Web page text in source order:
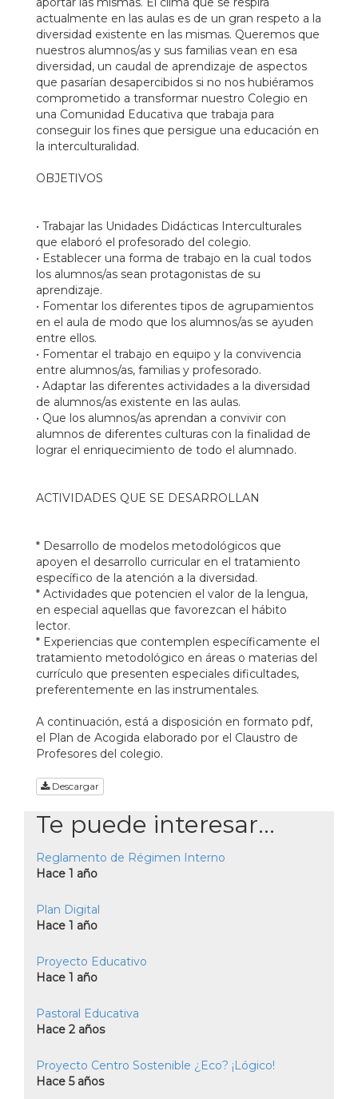
actualmente en las aulas es de un gran respeto a la
diversidad existente en las mismas. Queremos que
nuestros alumnos/as y sus familias vean en esa
diversidad, un caudal de aprendizaje de aspectos
que pasarían desapercibidos si no nos hubiéramos
comprometido a transformar nuestro Colegio en
una Comunidad Educativa que trabaja para
conseguir los fines que persigue una educación en
la interculturalidad.
OBJETIVOS
• Trabajar las Unidades Didácticas Interculturales
que elaboró el profesorado del colegio.
• Establecer una forma de trabajo en la cual todos
los alumnos/as sean protagonistas de su
aprendizaje.
• Fomentar los diferentes tipos de agrupamientos
en el aula de modo que los alumnos/as se ayuden
entre ellos.
• Fomentar el trabajo en equipo y la convivencia
entre alumnos/as, familias y profesorado.
• Adaptar las diferentes actividades a la diversidad
de alumnos/as existente en las aulas.
• Que los alumnos/as aprendan a convivir con
alumnos de diferentes culturas con la finalidad de
lograr el enriquecimiento de todo el alumnado.
ACTIVIDADES QUE SE DESARROLLAN
* Desarrollo de modelos metodológicos que
apoyen el desarrollo curricular en el tratamiento
específico de la atención a la diversidad.
* Actividades que potencien el valor de la lengua,
en especial aquellas que favorezcan el hábito
lector.
* Experiencias que contemplen específicamente el
tratamiento metodológico en áreas o materias del
currículo que presenten especiales dificultades,
preferentemente en las instrumentales.
A continuación, está a disposición en formato pdf,
el Plan de Acogida elaborado por el Claustro de
Profesores del colegio.
Descargar
Te puede interesar...
Reglamento de Régimen Interno
Hace 1 año
Plan Digital
Hace 1 año
Proyecto Educativo
Hace 1 año
Pastoral Educativa
Hace 2 años
Proyecto Centro Sostenible ¿Eco? ¡Lógico!
Hace 5 años